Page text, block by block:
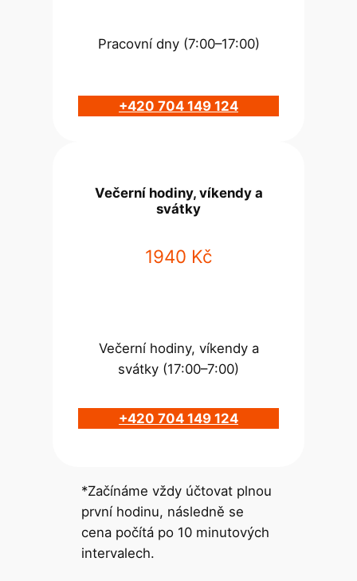
Pracovní dny (7:00–17:00)
+420 704 149 124
Večerní hodiny, víkendy a
svátky
1940 Kč
Večerní hodiny, víkendy a
svátky (17:00–7:00)
+420 704 149 124
*Začínáme vždy účtovat plnou
první hodinu, následně se
cena počítá po 10 minutových
intervalech.